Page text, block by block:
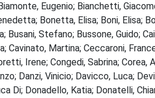
Eugenio; Bianchetti,
Bonetta, Elisa; Boni, Elisa;
Busani, Stefano; Bussone, Guido;
Cavinato, Martina; Ceccaroni,
Irene; Congedi, Sabrina; Corea,
Danzi, Vinicio; Davicco, Luca;
Di; Donadello, Katia; Donatelli,